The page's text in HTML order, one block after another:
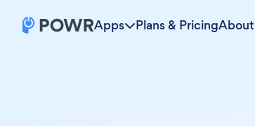
Apps Plans & PricingAbout